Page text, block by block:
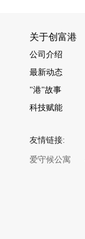
关于创富港
公司介绍
最新动态
"港"故事
科技赋能
友情链接:
爱守候公寓